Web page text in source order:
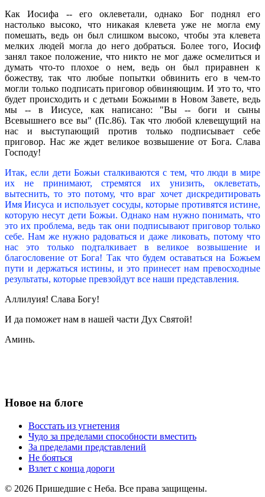
Как Иосифа -- его оклеветали, однако Бог поднял его
настолько высоко, что никакая клевета уже не могла ему
помешать, ведь он был слишком высоко, чтобы эта клевета
мелких людей могла до него добраться. Более того, Иосиф
занял такое положение, что никто не мог даже осмелиться и
думать что-то плохое о нем, ведь он был приравнен к
божеству, так что любые попытки обвинить его в чем-то
могли только подписать приговор обвиняющим. И это то, что
будет происходить и с детьми Божьими в Новом Завете, ведь
мы -- в Иисусе, как написано: "Вы -- боги и сыны
Всевышнего все вы" (Пс.86). Так что любой клевещущий на
нас и выступающий против только подписывает себе
приговор. Нас же ждет великое возвышение от Бога. Слава
Господу!
Итак, если дети Божьи сталкиваются с тем, что люди в мире
их не принимают, стремятся их унизить, оклеветать,
вытеснить, то это потому, что враг хочет дискредитировать
Имя Иисуса и использует сосуды, которые противятся истине,
которую несут дети Божьи. Однако нам нужно понимать, что
это их проблема, ведь так они подписывают приговор только
себе. Нам же нужно радоваться и даже ликовать, потому что
нас это только подталкивает в великое возвышение и
благословение от Бога! Так что будем оставаться на Божьем
пути и держаться истины, и это принесет нам превосходные
результаты, которые превзойдут все наши представления.
Аллилуия! Слава Богу!
И да поможет нам в нашей части Дух Святой!
Аминь.
Новое на блоге
Восстать из угнетения
Чудо за пределами способности вместить
За пределами представлений
Не бояться
Взлет с конца дороги
© 2026 Пришедшие с Неба. Все права защищены.